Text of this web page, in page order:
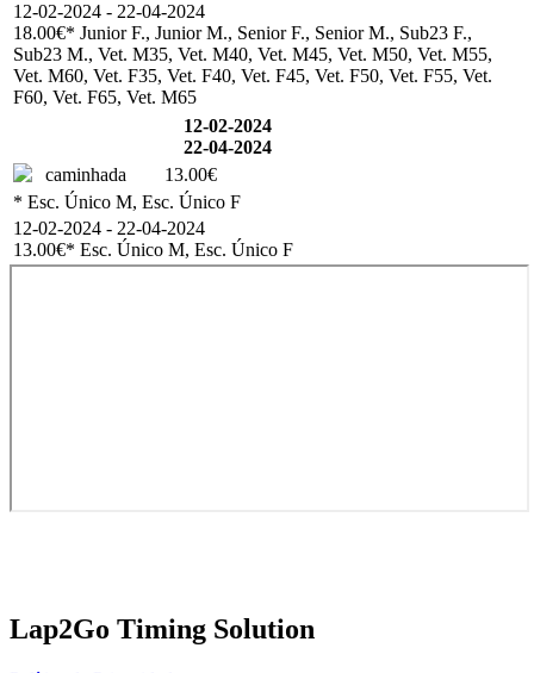
12-02-2024 - 22-04-2024
18.00€* Junior F., Junior M., Senior F., Senior M., Sub23 F.,
Sub23 M., Vet. M35, Vet. M40, Vet. M45, Vet. M50, Vet. M55,
Vet. M60, Vet. F35, Vet. F40, Vet. F45, Vet. F50, Vet. F55, Vet.
F60, Vet. F65, Vet. M65
12-02-2024
22-04-2024
caminhada
13.00€
* Esc. Único M, Esc. Único F
12-02-2024 - 22-04-2024
13.00€* Esc. Único M, Esc. Único F
Lap2Go Timing Solution